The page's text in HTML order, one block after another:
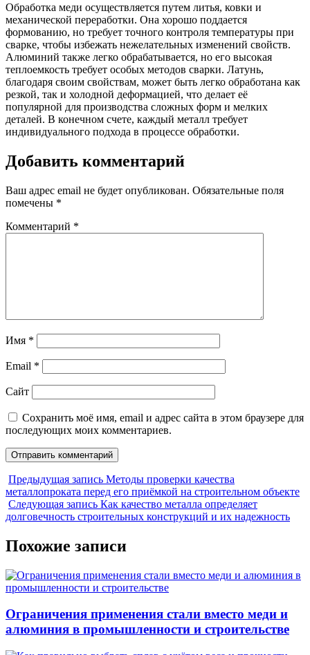
Обработка меди осуществляется путем литья, ковки и
механической переработки. Она хорошо поддается
формованию, но требует точного контроля температуры при
сварке, чтобы избежать нежелательных изменений свойств.
Алюминий также легко обрабатывается, но его высокая
теплоемкость требует особых методов сварки. Латунь,
благодаря своим свойствам, может быть легко обработана как
резкой, так и холодной деформацией, что делает её
популярной для производства сложных форм и мелких
деталей. В конечном счете, каждый металл требует
индивидуального подхода в процессе обработки.
Добавить комментарий
Ваш адрес email не будет опубликован. Обязательные поля
помечены *
Комментарий *
Имя *
Email *
Сайт
Сохранить моё имя, email и адрес сайта в этом браузере для
последующих моих комментариев.
Предыдущая запись Методы проверки качества
металлопроката перед его приёмкой на строительном объекте
Следующая запись Как качество металла определяет
долговечность строительных конструкций и их надежность
Похожие записи
Ограничения применения стали вместо меди и
алюминия в промышленности и строительстве